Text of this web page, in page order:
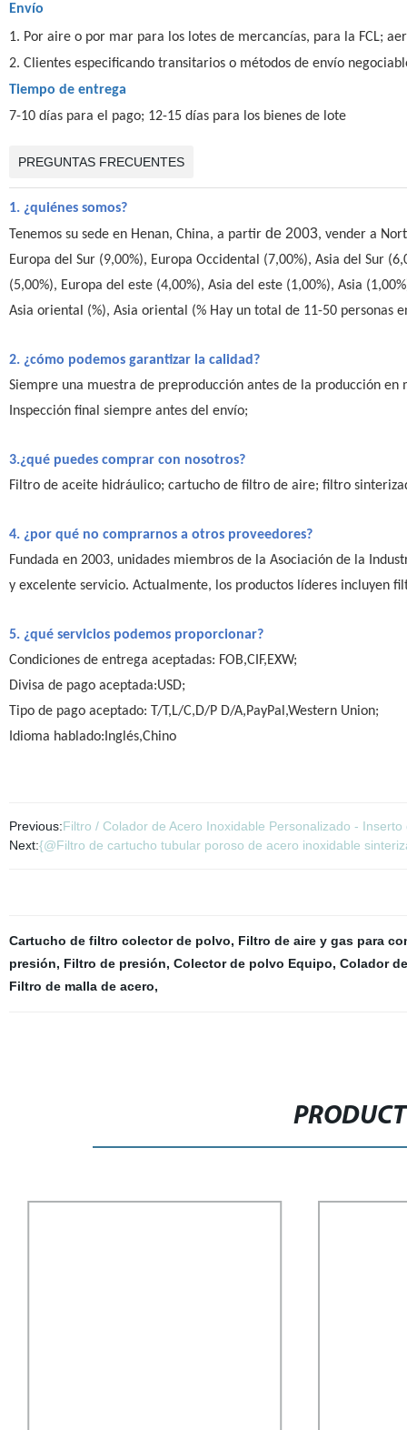
Envío
1. Por aire o por mar para los lotes de mercancías, para la FCL;
2. Clientes especificando transitarios o métodos de envío
Tiempo de entrega
7-10 días para el pago; 12-15 días para los bienes de lote
PREGUNTAS FRECUENTES
1. ¿quiénes somos?
Tenemos su sede en Henan, China, a partirde 2003, vender a
Europa del Sur (9,00%), Europa Occidental (7,00%), Asia del Sur
(5,00%), Europa del este (4,00%), Asia del este (1,00%), Asia
Asia oriental (%), Asia oriental (% Hay un total de 11-50 personas
2. ¿cómo podemos garantizar la calidad?
Siempre una muestra de preproducción antes de la producción en
Inspección final siempre antes del envío;
3.¿qué puedes comprar con nosotros?
Filtro de aceite hidráulico; cartucho de filtro de aire; filtro
4. ¿por qué no comprarnos a otros proveedores?
Fundada en 2003, unidades miembros de la Asociación de la
y excelente servicio. Actualmente, los productos líderes incluyen
5. ¿qué servicios podemos proporcionar?
Condiciones de entrega aceptadas: FOB,CIF,EXW;
Divisa de pago aceptada:USD;
Tipo de pago aceptado: T/T,L/C,D/P D/A,PayPal,Western Union;
Idioma hablado:Inglés,Chino
Previous:Filtro / Colador de Acero Inoxidable Personalizado -
Next:{@Filtro de cartucho tubular poroso de acero inoxidable
Cartucho de filtro colector de polvo, Filtro de aire y gas para
presión, Filtro de presión, Colector de polvo Equipo, Colador
Filtro de malla de acero,